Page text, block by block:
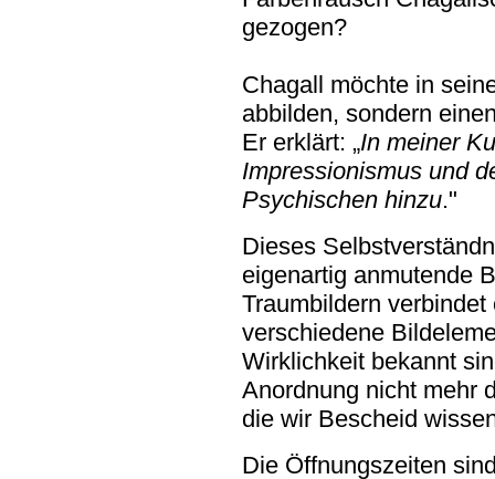
gezogen?
Chagall möchte in
abbilden, sondern
Er erklärt: „In meiner
Impressionismus und
Psychischen hinzu."
Dieses
eigenartig anmutende
Traumbildern
verschiedene
Wirklichkeit bekannt
Anordnung nicht mehr
die wir Bescheid
Die Öffnungszeiten